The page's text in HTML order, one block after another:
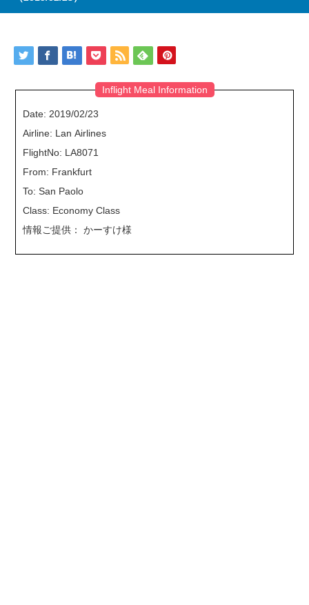
Inflight Meal Information
Date: 2019/02/23
Airline: Lan Airlines
FlightNo: LA8071
From: Frankfurt
To: San Paolo
Class: Economy Class
情報ご提供： かーすけ様